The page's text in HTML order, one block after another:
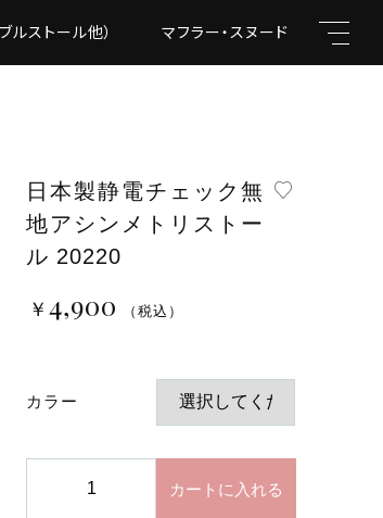
ルストール他） マフラー・スヌード フォ
日本製静電チェック無
地アシンメトリストー
ル 20220
￥4,900 （税込）
カラー
カートに入れる